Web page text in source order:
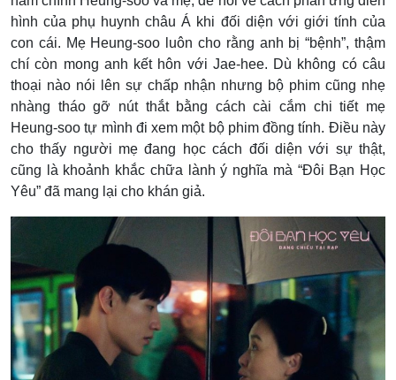
hình của phụ huynh châu Á khi đối diện với giới tính của
con cái. Mẹ Heung-soo luôn cho rằng anh bị “bệnh”, thậm
chí còn mong anh kết hôn với Jae-hee. Dù không có câu
thoại nào nói lên sự chấp nhận nhưng bộ phim cũng nhẹ
nhàng tháo gỡ nút thắt bằng cách cài cắm chi tiết mẹ
Heung-soo tự mình đi xem một bộ phim đồng tính. Điều này
cho thấy người mẹ đang học cách đối diện với sự thật,
cũng là khoảnh khắc chữa lành ý nghĩa mà “Đôi Bạn Học
Yêu” đã mang lại cho khán giả.